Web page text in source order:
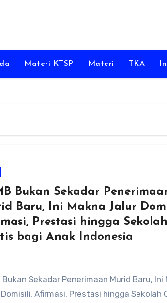
Materi KTSP Materi TKA
Bukan Sekadar
Baru, Ini Makna Jalur
Prestasi hingga Sekolah
bagi Anak Indonesia
Bukan Sekadar Penerimaan Murid Baru, Ini
Afirmasi, Prestasi hingga Sekolah